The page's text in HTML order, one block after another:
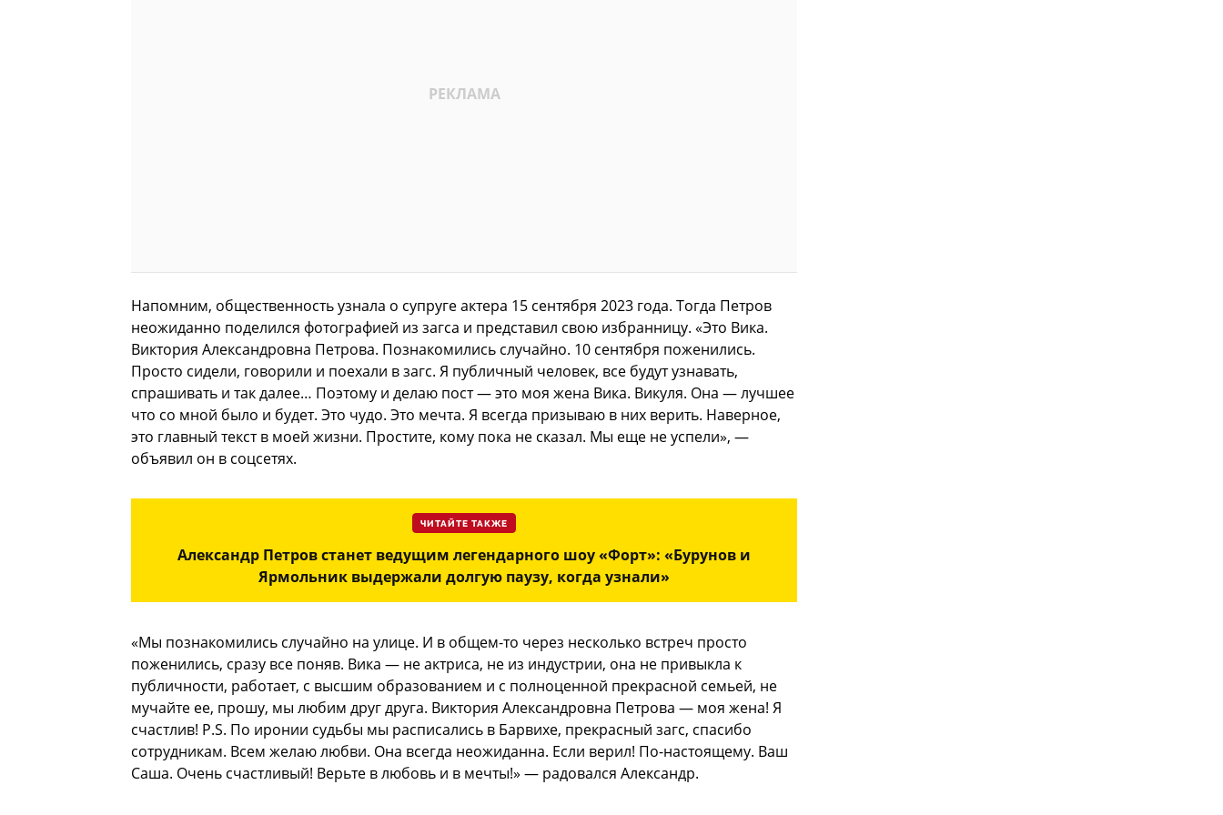
Напомним, общественность узнала о супруге актера 15 сентября 2023 года. Тогда Петров
неожиданно поделился фотографией из загса и представил свою избранницу. «Это Вика.
Виктория Александровна Петрова. Познакомились случайно. 10 сентября поженились.
Просто сидели, говорили и поехали в загс. Я публичный человек, все будут узнавать,
спрашивать и так далее… Поэтому и делаю пост — это моя жена Вика. Викуля. Она — лучшее
что со мной было и будет. Это чудо. Это мечта. Я всегда призываю в них верить. Наверное,
это главный текст в моей жизни. Простите, кому пока не сказал. Мы еще не успели», —
объявил он в соцсетях.
ЧИТАЙТЕ ТАКЖЕ
Александр Петров станет ведущим легендарного шоу «Форт»: «Бурунов и
Ярмольник выдержали долгую паузу, когда узнали»
«Мы познакомились случайно на улице. И в общем-то через несколько встреч просто
поженились, сразу все поняв. Вика — не актриса, не из индустрии, она не привыкла к
публичности, работает, с высшим образованием и с полноценной прекрасной семьей, не
мучайте ее, прошу, мы любим друг друга. Виктория Александровна Петрова — моя жена! Я
счастлив! P.S. По иронии судьбы мы расписались в Барвихе, прекрасный загс, спасибо
сотрудникам. Всем желаю любви. Она всегда неожиданна. Если верил! По-настоящему. Ваш
Саша. Очень счастливый! Верьте в любовь и в мечты!» — радовался Александр.